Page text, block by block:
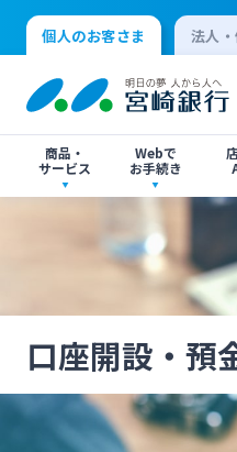
個人のお客さま 法人
商品・
サービス
Webで
お手続き
アプリ・ネットバンキ
口座開設・預金
ローン
口座開設
各種お手続き
各種ローン
店舗・ATM検索
ATMサービス
ご相談・ご予約
手数料一覧
金利一覧
よくあるご質問
お問い合わせ先一覧
ご意見・ご要望
個人向けイン
ロ
法人向けインタ
口座開設・預